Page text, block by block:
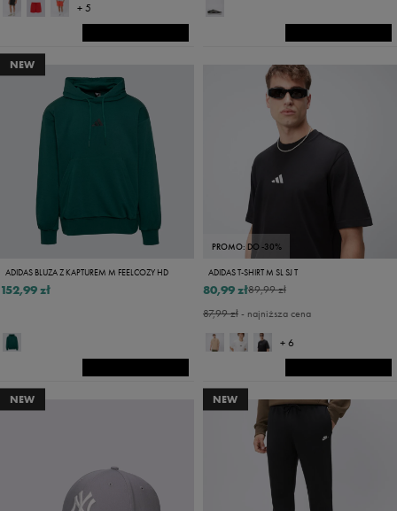
+ 5
NEW
ADIDAS BLUZA Z KAPTUREM M FEELCOZY HD
152,99 zł
PROMO: DO -30%
ADIDAS T-SHIRT M SL SJ T
89,99 zł
80,99 zł
87,99 zł- najniższa cena
+ 6
NEW NEW